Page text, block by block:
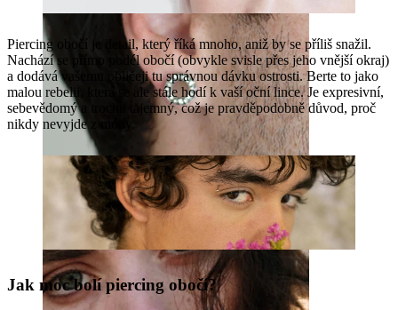
Roztahování uší
Piercing obočí je detail, který říká mnoho, aniž by se příliš snažil.
Nachází se přímo podél obočí (obvykle svisle přes jeho vnější okraj)
a dodává vašemu obličeji tu správnou dávku ostrosti. Berte to jako
malou rebelii, která se ale stále hodí k vaší oční lince. Je expresivní,
sebevědomý a trochu tajemný, což je pravděpodobně důvod, proč
nikdy nevyjde z módy.
Jak moc bolí piercing obočí?